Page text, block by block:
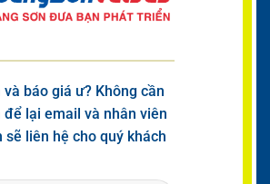
báo giá ư? Không cần
để lại email và nhân viên
sẽ liên hệ cho quý khách